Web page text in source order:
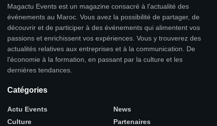
Magactu Events est un magazine consacré à l'actualité des
événements au Maroc. Vous avez la possibilité de partager, de
découvrir et de participer à des événements qui alimentent vos
passions et enrichissent vos expériences. Vous y trouverez des
actualités relatives aux entreprises et à la communication. De
l'économie à la formation, en passant par la culture et les
dernières tendances.
Catégories
Actu Events
Culture
News
Partenaires